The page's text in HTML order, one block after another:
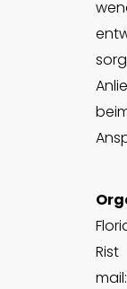
Rist
mail: